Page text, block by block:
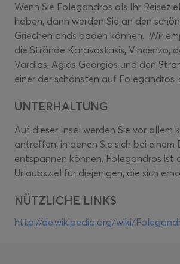
Wenn Sie Folegandros als Ihr
haben, dann werden Sie an den
Griechenlands baden können. Wir
die Strände Karavostasis, Vincenzo,
Vardias, Agios Georgios und den
einer der schönsten auf Folegandros
UNTERHALTUNG
Auf dieser Insel werden Sie vor allem
antreffen, in denen Sie sich bei einem
entspannen können. Folegandros ist
Urlaubsziel für diejenigen, die sich
NÜTZLICHE LINKS
http://de.wikipedia.org/wiki/